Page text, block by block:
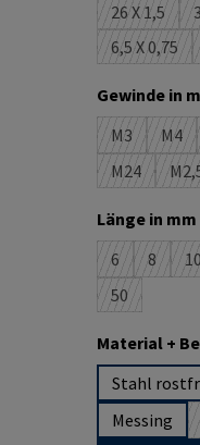
26 X 1,5
(Diese
6,5 X 0,75
(Diese
Gewinde in
M3
(Diese
M4
M24
(Diese
Länge in mm
6
(Diese
8
(Diese
10
50
(Diese
Material +
Stahl
Messing